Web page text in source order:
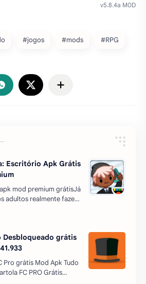
#jogos #mods #RPG
Escritório Apk Grátis
mod premium grátisJá
adultos realmente fazem
No Toca Life:
contar histórias sobre a
Desbloqueado grátis
Pro grátis Mod Apk Tudo